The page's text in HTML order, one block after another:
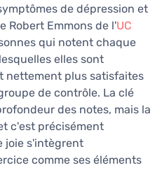
de dépression et
Robert Emmons de l'UC
qui notent chaque
elles sont
nettement plus satisfaites
de contrôle. La clé
des notes, mais la
c'est précisément
joie s'intègrent
comme ses éléments